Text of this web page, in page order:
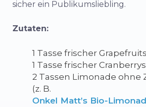
sicher ein Publikumsliebling.
Zutaten:
1 Tasse frischer
1 Tasse frischer
2 Tassen Limonade ohne
(z. B.
Onkel Matt’s Bio-